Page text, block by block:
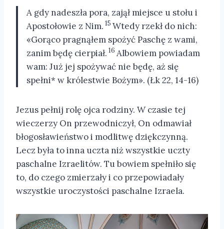
A gdy nadeszła pora, zajął miejsce u stołu i
Apostołowie z Nim. 15 Wtedy rzekł do nich:
«Gorąco pragnąłem spożyć Paschę z wami,
zanim będę cierpiał. 16 Albowiem powiadam
wam: Już jej spożywać nie będę, aż się
spełni* w królestwie Bożym». (Łk 22, 14-16)
Jezus pełnij rolę ojca rodziny. W czasie tej
wieczerzy On przewodniczył, On odmawiał
błogosławieństwo i modlitwę dziękczynną.
Lecz była to inna uczta niż wszystkie uczty
paschalne Izraelitów. Tu bowiem spełniło się
to, do czego zmierzały i co przepowiadały
wszystkie uroczystości paschalne Izraela.